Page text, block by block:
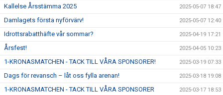
Kallelse Årsstämma 2025 2025-05-07 18:47
Damlagets första nyförvärv! 2025-05-07 12:40
Idrottsrabatthäfte vår sommar? 2025-04-19 17:21
Årsfest! 2025-04-05 10:23
1-KRONASMATCHEN - TACK TILL VÅRA SPONSORER! 2025-03-19 07:33
Dags för revansch – låt oss fylla arenan! 2025-03-18 19:08
1-KRONASMATCHEN - TACK TILL VÅRA SPONSORER 2025-03-17 18:53